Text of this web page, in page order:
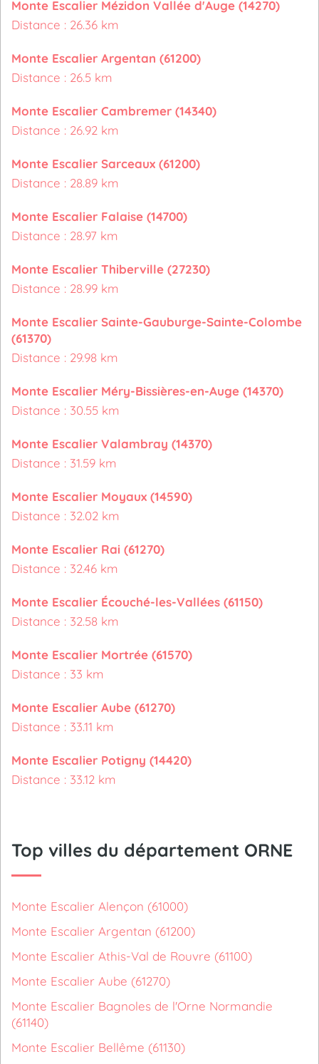
Monte Escalier Mézidon Vallée d'Auge (14270)
Distance : 26.36 km
Monte Escalier Argentan (61200)
Distance : 26.5 km
Monte Escalier Cambremer (14340)
Distance : 26.92 km
Monte Escalier Sarceaux (61200)
Distance : 28.89 km
Monte Escalier Falaise (14700)
Distance : 28.97 km
Monte Escalier Thiberville (27230)
Distance : 28.99 km
Monte Escalier Sainte-Gauburge-Sainte-Colombe
(61370)
Distance : 29.98 km
Monte Escalier Méry-Bissières-en-Auge (14370)
Distance : 30.55 km
Monte Escalier Valambray (14370)
Distance : 31.59 km
Monte Escalier Moyaux (14590)
Distance : 32.02 km
Monte Escalier Rai (61270)
Distance : 32.46 km
Monte Escalier Écouché-les-Vallées (61150)
Distance : 32.58 km
Monte Escalier Mortrée (61570)
Distance : 33 km
Monte Escalier Aube (61270)
Distance : 33.11 km
Monte Escalier Potigny (14420)
Distance : 33.12 km
Top villes du département ORNE
Monte Escalier Alençon (61000)
Monte Escalier Argentan (61200)
Monte Escalier Athis-Val de Rouvre (61100)
Monte Escalier Aube (61270)
Monte Escalier Bagnoles de l'Orne Normandie
(61140)
Monte Escalier Bellême (61130)